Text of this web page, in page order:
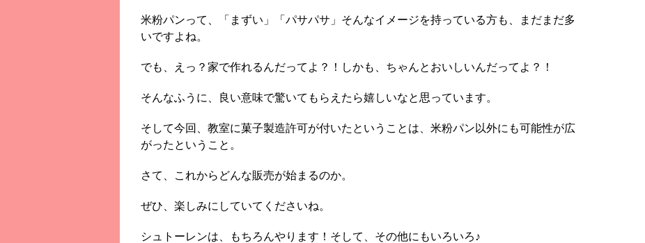
米粉パンって、「まずい」「パサパサ」そんなイメージを持っている方も、まだまだ多
いですよね。
でも、えっ？家で作れるんだってよ？！しかも、ちゃんとおいしいんだってよ？！
そんなふうに、良い意味で驚いてもらえたら嬉しいなと思っています。
そして今回、教室に菓子製造許可が付いたということは、米粉パン以外にも可能性が広
がったということ。
さて、これからどんな販売が始まるのか。
ぜひ、楽しみにしていてくださいね。
シュトーレンは、もちろんやります！そして、その他にもいろいろ♪